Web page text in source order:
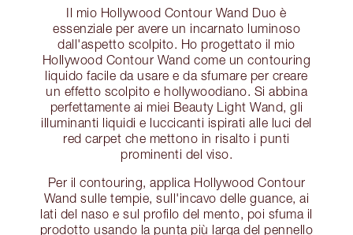
Il mio Hollywood Contour Wand Duo è
essenziale per avere un incarnato luminoso
dall'aspetto scolpito. Ho progettato il mio
Hollywood Contour Wand come un contouring
liquido facile da usare e da sfumare per creare
un effetto scolpito e hollywoodiano. Si abbina
perfettamente ai miei Beauty Light Wand, gli
illuminanti liquidi e luccicanti ispirati alle luci del
red carpet che mettono in risalto i punti
prominenti del viso.
Per il contouring, applica Hollywood Contour
Wand sulle tempie, sull'incavo delle guance, ai
lati del naso e sul profilo del mento, poi sfuma il
prodotto usando la punta più larga del pennello